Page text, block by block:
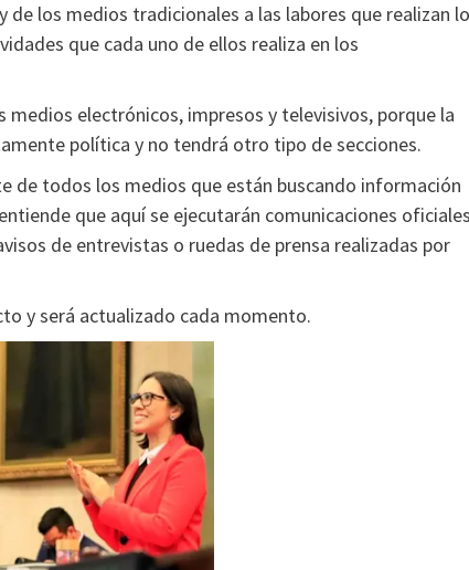
los medios tradicionales a las labores que realizan
que cada uno de ellos realiza en los
electrónicos, impresos y televisivos, porque la
política y no tendrá otro tipo de secciones.
de todos los medios que están buscando información
que aquí se ejecutarán comunicaciones
de entrevistas o ruedas de prensa realizadas por
y será actualizado cada momento.